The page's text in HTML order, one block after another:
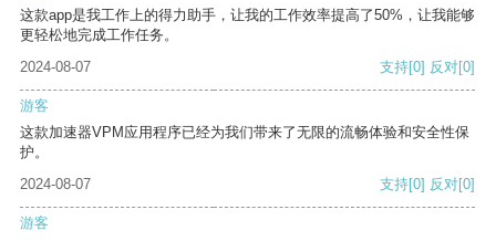
这款app是我工作上的得力助手，让我的工作效率提高了50%，让我能够
更轻松地完成工作任务。
2024-08-07
支持[0] 反对[0]
游客
这款加速器VPM应用程序已经为我们带来了无限的流畅体验和安全性保
护。
2024-08-07
支持[0] 反对[0]
游客